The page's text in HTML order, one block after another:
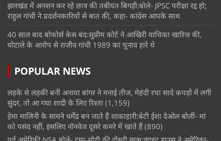
झारखंड में अनशन कर रहे छात्र की तबीयत बिगड़ी:बोले- JPSC परीक्षा रद्द हो;
राहुल गांधी ने प्रदर्शनकारियों से बात की, कहा- कांग्रेस आपके साथ
40 साल बाद बोफोर्स केस बंद:सुप्रीम कोर्ट ने आखिरी याचिका खारिज की,
घोटाले के आरोप से राजीव गांधी 1989 का चुनाव हारे थे
POPULAR NEWS
लड़के से लड़की बनीं अनाया बांगर ने मनाई तीज, मेहंदी रचा सादे कपड़ों में लगीं
सुंदर, तो आ गया शादी के लिए रिश्ता (1,159)
हेमा मालिनी के सामने धर्मेंद्र बन जाते हैं शाकाहारी:बेटी ईशा देओल बोलीं- मां
को पसंद नहीं, इसलिए नॉनवेज दूसरे कमरे में खाते हैं (890)